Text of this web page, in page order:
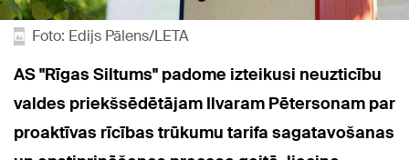
Foto: Edijs Pālens/LETA
AS "Rīgas Siltums" padome izteikusi neuzticību
valdes priekšsēdētājam Ilvaram Pētersonam par
proaktīvas rīcības trūkumu tarifa sagatavošanas